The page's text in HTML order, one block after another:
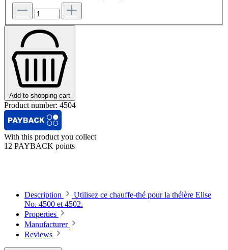
Add to shopping cart
Product number: 4504
With this product you collect
12 PAYBACK points
Description
Utilisez ce chauffe-thé pour la théière Elise
No. 4500 et 4502.
Properties
Manufacturer
Reviews